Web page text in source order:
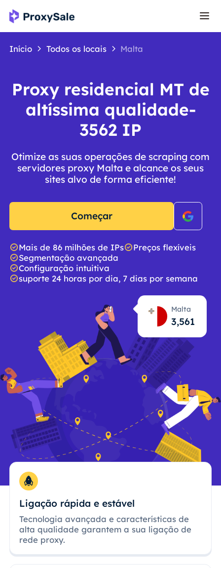
Início Todos os locais Malta
Proxy residencial MT de
altíssima qualidade-
3562 IP
Otimize as suas operações de scraping com
servidores proxy Malta e alcance os seus
sites alvo de forma eficiente!
Começar
Mais de 86 milhões de IPs
Preços flexíveis
Segmentação avançada
Configuração intuitiva
suporte 24 horas por dia, 7 dias por semana
Malta
3,562
Ligação rápida e estável
Tecnologia avançada e características de
alta qualidade garantem a sua ligação de
rede proxy.